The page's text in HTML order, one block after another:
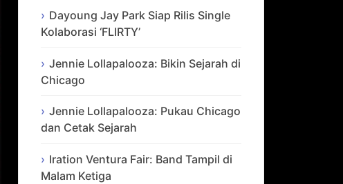
Dayoung Jay Park Siap Rilis Single
Kolaborasi ‘FLIRTY’
Jennie Lollapalooza: Bikin Sejarah di
Chicago
Jennie Lollapalooza: Pukau Chicago
dan Cetak Sejarah
Iration Ventura Fair: Band Tampil di
Malam Ketiga